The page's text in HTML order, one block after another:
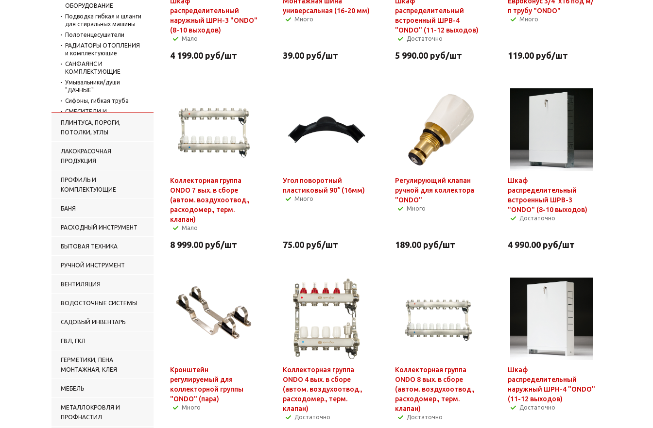
ОБОРУДОВАНИЕ
Подводка гибкая и шланги
для стиральных машины
Полотенцесушители
РАДИАТОРЫ ОТОПЛЕНИЯ
и комплектующие
САНФАЯНС И
КОМПЛЕКТУЮЩИЕ
Умывальники/души
"ДАЧНЫЕ"
Сифоны, гибкая труба
СМЕСИТЕЛИ И
КОМПЛЕКТУЮЩИЕ
Счетчики воды,
манометры
Уплотнительные
бытовые
ВОДЯНЫЕ ТЕПЛЫЕ ПОЛЫ
(трубы и комлектующие)
ПЛИНТУСА, ПОРОГИ,
ПОТОЛКИ, УГЛЫ
ЛАКОКРАСОЧНАЯ
ПРОДУКЦИЯ
ПРОФИЛЬ И
КОМПЛЕКТУЮЩИЕ
БАНЯ
РАСХОДНЫЙ ИНСТРУМЕНТ
БЫТОВАЯ ТЕХНИКА
РУЧНОЙ ИНСТРУМЕНТ
ВЕНТИЛЯЦИЯ
ВОДОСТОЧНЫЕ СИСТЕМЫ
САДОВЫЙ ИНВЕНТАРЬ
ГВЛ, ГКЛ
ГЕРМЕТИКИ, ПЕНА
МОНТАЖНАЯ, КЛЕЯ
МЕБЕЛЬ
МЕТАЛЛОКРОВЛЯ И
ПРОФНАСТИЛ
распределительный
наружный ШРН-3 "ONDO"
(8-10 выходов)
Мало
4 199.00 руб/шт
универсальная (16-20 мм)
Много
39.00руб/шт
распределительный
встроенный ШРВ-4
"ONDO" (11-12 выходов)
Достаточно
5 990.00 руб/шт
п трубу "ONDO"
Много
119.00руб/шт
Коллекторная группа
ONDO 7 вых. в сборе
(автом. воздухоотвод.,
расходомер., терм.
клапан)
Мало
8 999.00 руб/шт
Угол поворотный
пластиковый 90° (16мм)
Много
75.00руб/шт
Регулирующий клапан
ручной для коллектора
"ONDO"
Много
189.00 руб/шт
Шкаф
распределительный
встроенный ШРВ-3
"ONDO" (8-10 выходов)
Достаточно
4 990.00руб/шт
Кронштейн
регулируемый для
коллекторной группы
"ONDO" (пара)
Много
Коллекторная группа
ONDO 4 вых. в сборе
(автом. воздухоотвод.,
расходомер., терм.
клапан)
Достаточно
Коллекторная группа
ONDO 8 вых. в сборе
(автом. воздухоотвод.,
расходомер., терм.
клапан)
Достаточно
Шкаф
распределительный
наружный ШРН-4 "ONDO"
(11-12 выходов)
Достаточно